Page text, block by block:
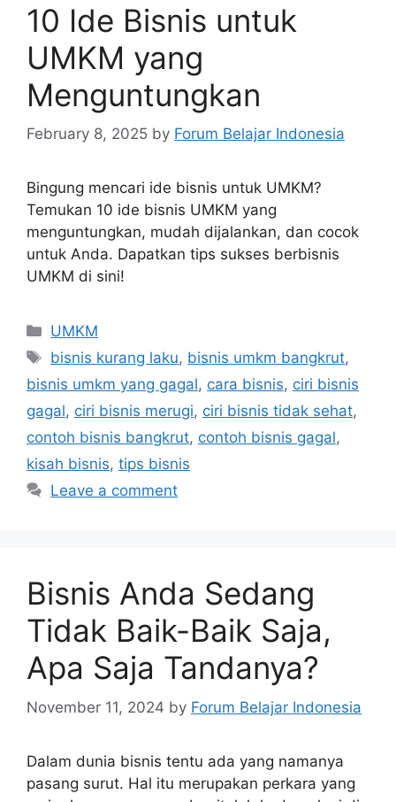
10 Ide Bisnis untuk
UMKM yang
Menguntungkan
February 8, 2025 by Forum Belajar Indonesia
Bingung mencari ide bisnis untuk UMKM?
Temukan 10 ide bisnis UMKM yang
menguntungkan, mudah dijalankan, dan cocok
untuk Anda. Dapatkan tips sukses berbisnis
UMKM di sini!
UMKM
bisnis kurang laku, bisnis umkm bangkrut,
bisnis umkm yang gagal, cara bisnis, ciri bisnis
gagal, ciri bisnis merugi, ciri bisnis tidak sehat,
contoh bisnis bangkrut, contoh bisnis gagal,
kisah bisnis, tips bisnis
Leave a comment
Bisnis Anda Sedang
Tidak Baik-Baik Saja,
Apa Saja Tandanya?
November 11, 2024 by Forum Belajar Indonesia
Dalam dunia bisnis tentu ada yang namanya
pasang surut. Hal itu merupakan perkara yang